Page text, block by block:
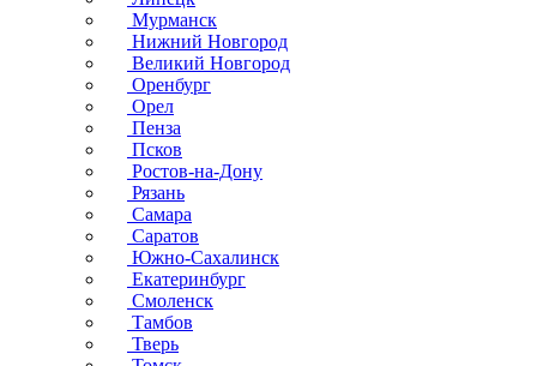
Мурманск
Нижний Новгород
Великий Новгород
Оренбург
Орел
Пенза
Псков
Ростов-на-Дону
Рязань
Самара
Саратов
Южно-Сахалинск
Екатеринбург
Смоленск
Тамбов
Тверь